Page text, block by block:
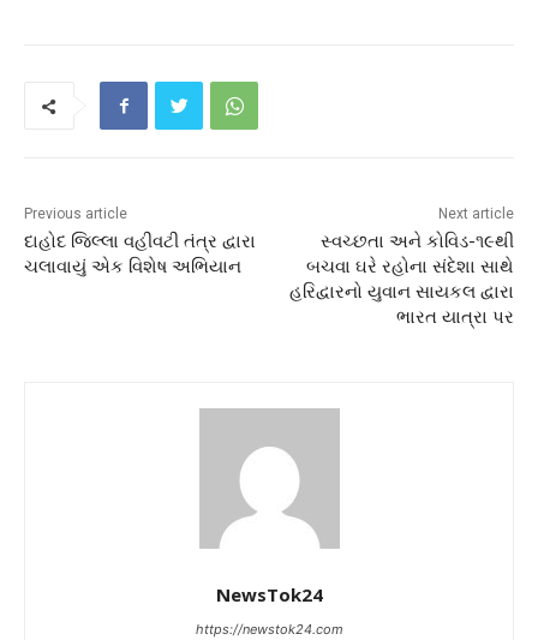
Previous article
દાહોદ જિલ્લા વહીવટી તંત્ર દ્વારા
ચલાવાયું એક વિશેષ અભિયાન
Next article
સ્વચ્છતા અને કોવિડ-૧૯થી
બચવા ઘરે રહોના સંદેશા સાથે
હરિદ્વારનો યુવાન સાયકલ દ્વારા
ભારત યાત્રા પર
NewsTok24
https://newstok24.com